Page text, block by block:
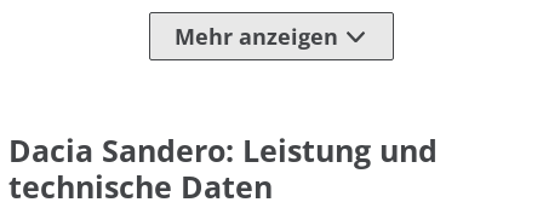
Mehr anzeigen
Dacia Sandero: Leistung und
technische Daten